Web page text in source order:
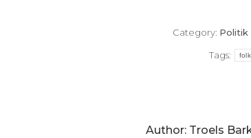
Category: Politik
Tags:
Author: Troels